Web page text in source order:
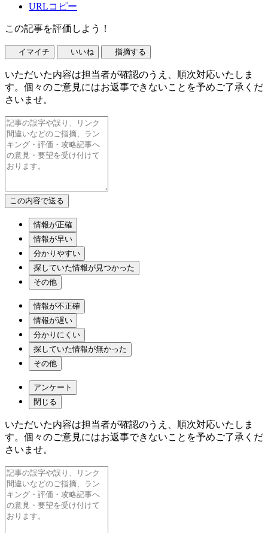
URLコピー
この記事を評価しよう！
イマイチ いいね 指摘する
いただいた内容は担当者が確認のうえ、順次対応いたしま
す。個々のご意見にはお返事できないことを予めご了承くだ
さいませ。
情報が正確
情報が早い
分かりやすい
探していた情報が見つかった
その他
情報が不正確
情報が遅い
分かりにくい
探していた情報が無かった
その他
アンケート
閉じる
いただいた内容は担当者が確認のうえ、順次対応いたしま
す。個々のご意見にはお返事できないことを予めご了承くだ
さいませ。